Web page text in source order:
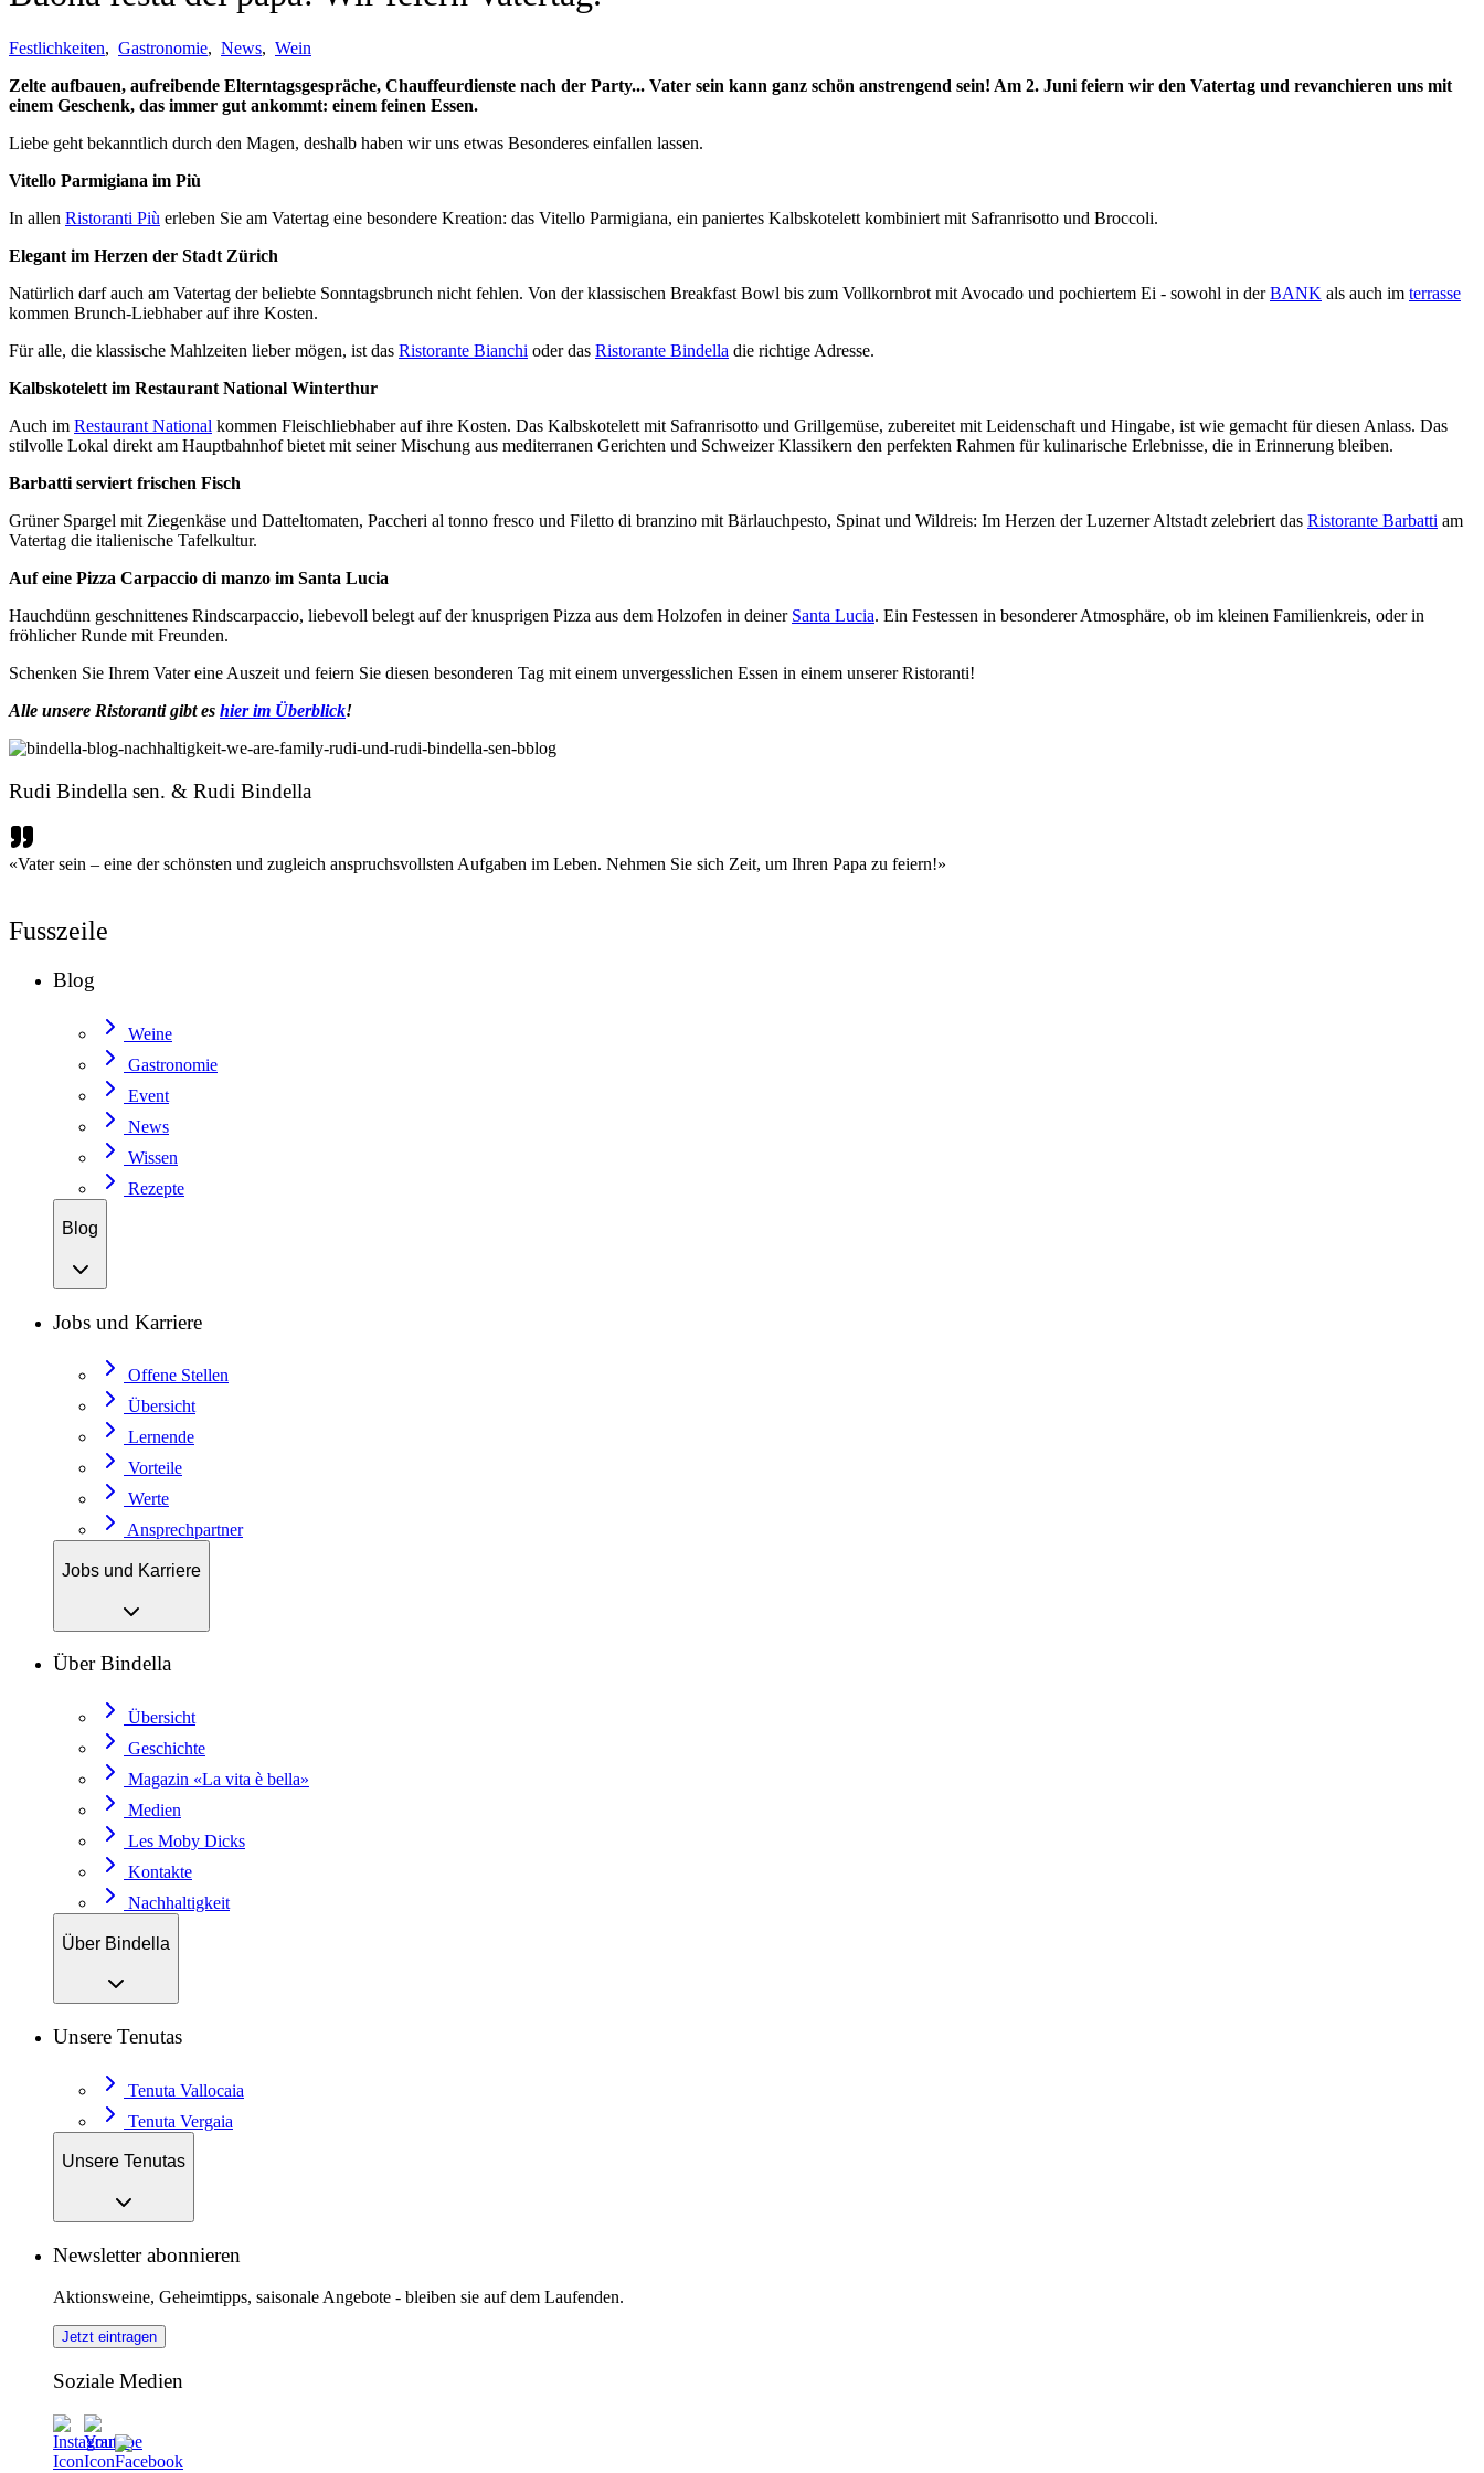
Festlichkeiten, Gastronomie, News, Wein
Zelte aufbauen, aufreibende Elterntagsgespräche, Chauffeurdienste nach der Party... Vater sein kann ganz schön anstrengend sein! Am 2. Juni feiern wir den Vatertag und revanchieren uns mit
einem Geschenk, das immer gut ankommt: einem feinen Essen.
Liebe geht bekanntlich durch den Magen, deshalb haben wir uns etwas Besonderes einfallen lassen.
Vitello Parmigiana im Più
In allen Ristoranti Più erleben Sie am Vatertag eine besondere Kreation: das Vitello Parmigiana, ein paniertes Kalbskotelett kombiniert mit Safranrisotto und Broccoli.
Elegant im Herzen der Stadt Zürich
Natürlich darf auch am Vatertag der beliebte Sonntagsbrunch nicht fehlen. Von der klassischen Breakfast Bowl bis zum Vollkornbrot mit Avocado und pochiertem Ei - sowohl in derBANK als auch im terrasse
kommen Brunch-Liebhaber auf ihre Kosten.
Für alle, die klassische Mahlzeiten lieber mögen, ist das Ristorante Bianchi oder das Ristorante Bindella die richtige Adresse.
Kalbskotelett im Restaurant National Winterthur
Auch im Restaurant National kommen Fleischliebhaber auf ihre Kosten. Das Kalbskotelett mit Safranrisotto und Grillgemüse, zubereitet mit Leidenschaft und Hingabe, ist wie gemacht für diesen Anlass. Das
stilvolle Lokal direkt am Hauptbahnhof bietet mit seiner Mischung aus mediterranen Gerichten und Schweizer Klassikern den perfekten Rahmen für kulinarische Erlebnisse, die in Erinnerung bleiben.
Barbatti serviert frischen Fisch
Grüner Spargel mit Ziegenkäse und Datteltomaten, Paccheri al tonno fresco und Filetto di branzino mit Bärlauchpesto, Spinat und Wildreis: Im Herzen der Luzerner Altstadt zelebriert das Ristorante Barbatti am
Vatertag die italienische Tafelkultur.
Auf eine Pizza Carpaccio di manzo im Santa Lucia
Hauchdünn geschnittenes Rindscarpaccio, liebevoll belegt auf der knusprigen Pizza aus dem Holzofen in deiner Santa Lucia. Ein Festessen in besonderer Atmosphäre, ob im kleinen Familienkreis, oder in
fröhlicher Runde mit Freunden.
Schenken Sie Ihrem Vater eine Auszeit und feiern Sie diesen besonderen Tag mit einem unvergesslichen Essen in einem unserer Ristoranti!
Alle unsere Ristoranti gibt es hier im Überblick!
Rudi Bindella sen. & Rudi Bindella
«Vater sein – eine der schönsten und zugleich anspruchsvollsten Aufgaben im Leben. Nehmen Sie sich Zeit, um Ihren Papa zu feiern!»
Fusszeile
Blog
Weine
Gastronomie
Event
News
Wissen
Rezepte
Blog
Jobs und Karriere
Offene Stellen
Übersicht
Lernende
Vorteile
Werte
Ansprechpartner
Jobs und Karriere
Über Bindella
Übersicht
Geschichte
Magazin «La vita è bella»
Medien
Les Moby Dicks
Kontakte
Nachhaltigkeit
Über Bindella
Unsere Tenutas
Tenuta Vallocaia
Tenuta Vergaia
Unsere Tenutas
Newsletter abonnieren
Aktionsweine, Geheimtipps, saisonale Angebote - bleiben sie auf dem Laufenden.
Jetzt eintragen
Soziale Medien